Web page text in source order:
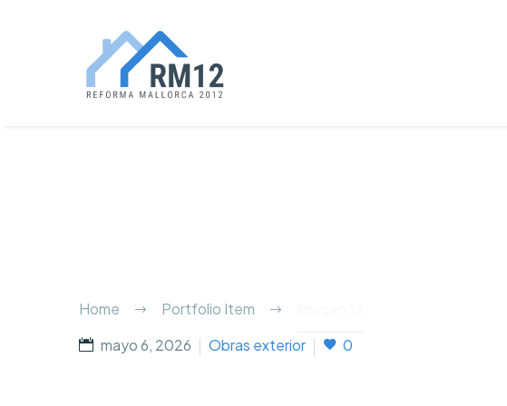
Home Portfolio Item
mayo 6, 2026
Obras exterior 0